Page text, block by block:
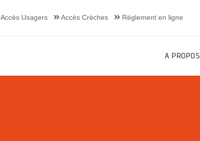
Accès Usagers Accès Crèches Réglement en ligne
A PROPOS